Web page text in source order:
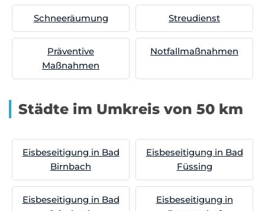
Schneeräumung Streudienst
Präventive
Maßnahmen
Notfallmaßnahmen
Städte im Umkreis von 50 km
Eisbeseitigung in Bad
Birnbach
Eisbeseitigung in Bad
Füssing
Eisbeseitigung in Bad
Eisbeseitigung in